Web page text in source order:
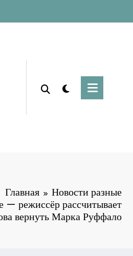
Главная
Новости разные
— режиссёр рассчитывает
вернуть Марка Руффало